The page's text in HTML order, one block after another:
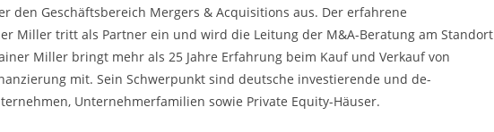
den Geschäftsbereich Mergers & Acquisitions aus. Der erfahrene
Miller tritt als Partner ein und wird die Leitung der M&A-Beratung am Standort
Miller bringt mehr als 25 Jahre Erfahrung beim Kauf und Verkauf von
mit. Sein Schwerpunkt sind deutsche investierende und de-
Unternehmerfamilien sowie Private Equity-Häuser.